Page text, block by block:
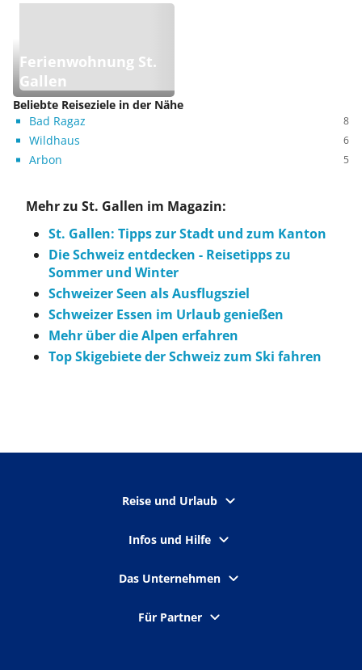
Ferienwohnung St.
Gallen
Beliebte Reiseziele in der Nähe
Bad Ragaz
8
Wildhaus 6
Arbon 5
Mehr zu St. Gallen im Magazin:
St. Gallen: Tipps zur Stadt und zum Kanton
Die Schweiz entdecken - Reisetipps zu
Sommer und Winter
Schweizer Seen als Ausflugsziel
Schweizer Essen im Urlaub genießen
Mehr über die Alpen erfahren
Top Skigebiete der Schweiz zum Ski fahren
Reise und Urlaub
Infos und Hilfe
Das Unternehmen
Für Partner